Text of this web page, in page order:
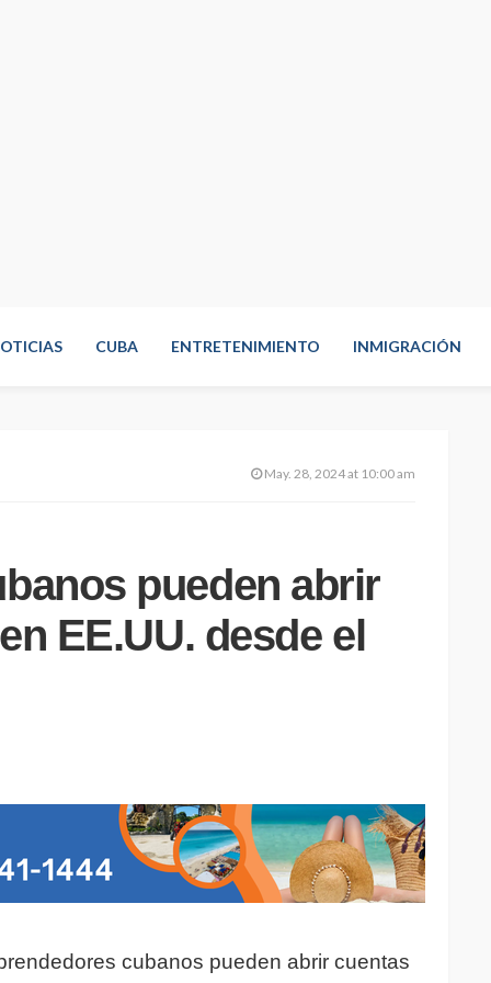
CUBA ENTRETENIMIENTO INMIGRACIÓN
May. 28, 2024 at 10:00 am
pueden abrir
EE.UU. desde el
cubanos pueden abrir cuentas